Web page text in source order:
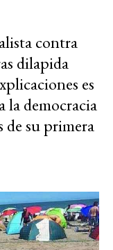
contra
dilapida
es
la democracia
de su primera